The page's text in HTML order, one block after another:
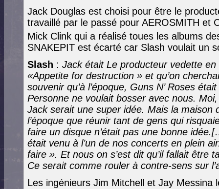
Jack Douglas est choisi pour être le
travaillé par le passé pour AEROSMITH et
Mick Clink qui a réalisé toues les albums
SNAKEPIT est écarté car Slash voulait un
Slash : Jack était Le producteur vedette
«Appetite for destruction » et qu’on
souvenir qu’à l’époque, Guns N’ Roses
Personne ne voulait bosser avec nous.
Jack serait une super idée. Mais la maison
l’époque que réunir tant de gens qui
faire un disque n’était pas une bonne
était venu à l’un de nos concerts en plein
faire ». Et nous on s’est dit qu’il fallait être
Ce serait comme rouler à contre-sens sur
Les ingénieurs Jim Mitchell et Jay Messina